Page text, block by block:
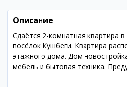
Описание
Сдаётся 2-комнатная квартира
посёлок Кушбеги. Квартира
этажного дома. Дом
мебель и бытовая техника.